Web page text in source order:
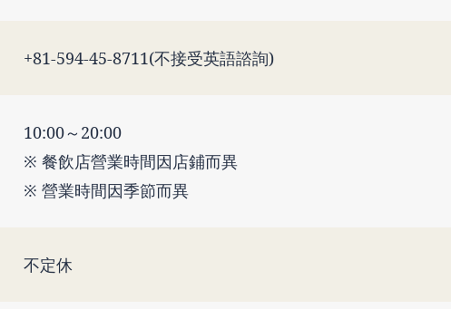
+81-594-45-8711(不接受英語諮詢)
10:00～20:00
※ 餐飲店營業時間因店鋪而異
※ 營業時間因季節而異
不定休